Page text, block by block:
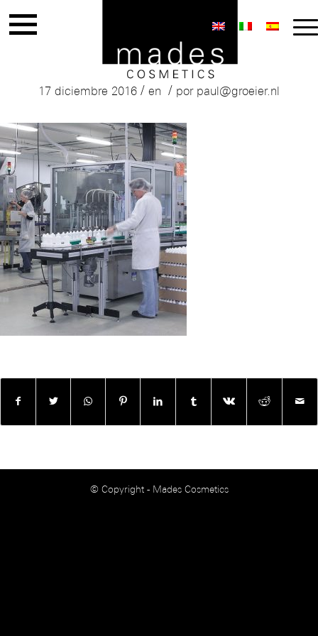
Mades Production
17 diciembre 2016 / en / por paul@groeier.nl
© Copyright - Mades Cosmetics